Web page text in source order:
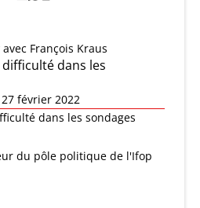
avec François Kraus
dans les
février 2022
dans les sondages
du pôle politique de l'Ifop